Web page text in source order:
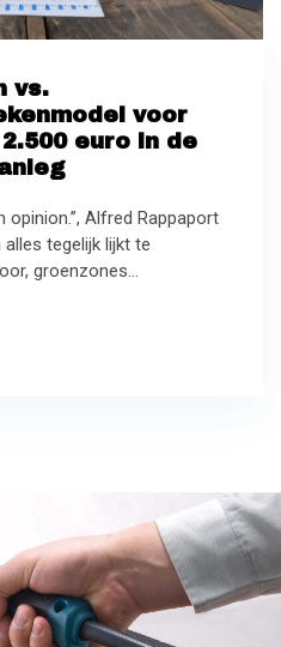
vs.
voor
euro in de
Alfred Rappaport
alles tegelijk lijkt te
groenzones...